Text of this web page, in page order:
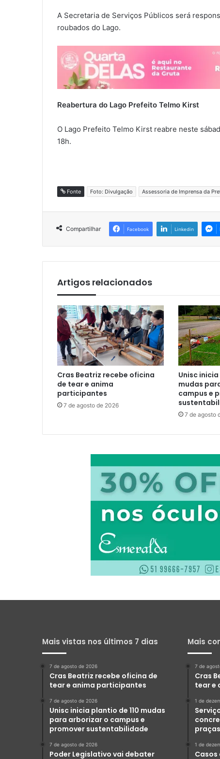
A Secretaria de Serviços Públicos será
roubados do Lago.
Reabertura do Lago Prefeito Telmo Kirst
O Lago Prefeito Telmo Kirst reabre neste
18h.
Fonte Foto: Divulgação Assessoria de Imprensa da
Compartilhar Facebook Linkedin
Artigos relacionados
Cras Beatriz recebe oficina
de tear e anima
participantes
7 de agosto de 2026
Unisc inicia
mudas
campus e
7 de agosto
Mais vistas nos últimos 7 dias
7 de agosto de 2026
Cras Beatriz recebe oficina de
tear e anima participantes
7 de agosto de 2026
Unisc inicia plantio de 110 mudas
para arborizar o campus e
promover sustentabilidade
7 de agosto de 2026
Poder Legislativo vai debater
Mais
7 de
Cras
tear e
1 de
praças
1 de
Casos